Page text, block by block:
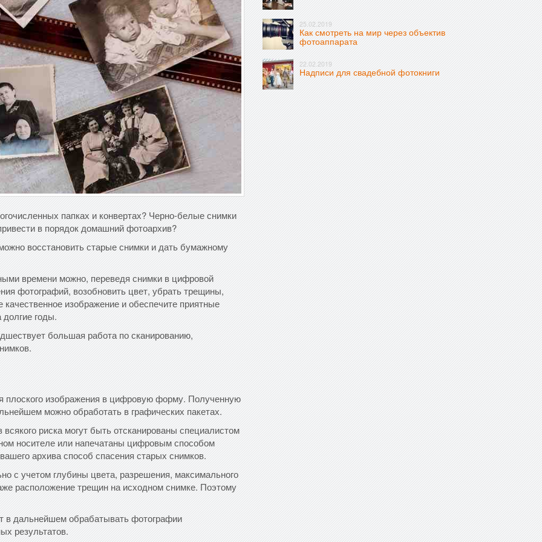
папках и конвертах? Черно-белые снимки
в порядок домашний фотоархив?
восстановить старые снимки и дать бумажному
времени можно, переведя снимки в цифровой
фотографий, возобновить цвет, убрать трещины,
изображение и обеспечите приятные
годы.
большая работа по сканированию,
плоского изображения в цифровую форму. Полученную
можно обработать в графических пакетах.
риска могут быть отсканированы специалистом
носителе или напечатаны цифровым способом
архива способ спасения старых снимков.
с учетом глубины цвета, разрешения, максимального
расположение трещин на исходном снимке. Поэтому
в дальнейшем обрабатывать фотографии
результатов.
25.02.2019
Как смотреть на мир через объектив
фотоаппарата
22.02.2019
Надписи для свадебной фотокниги